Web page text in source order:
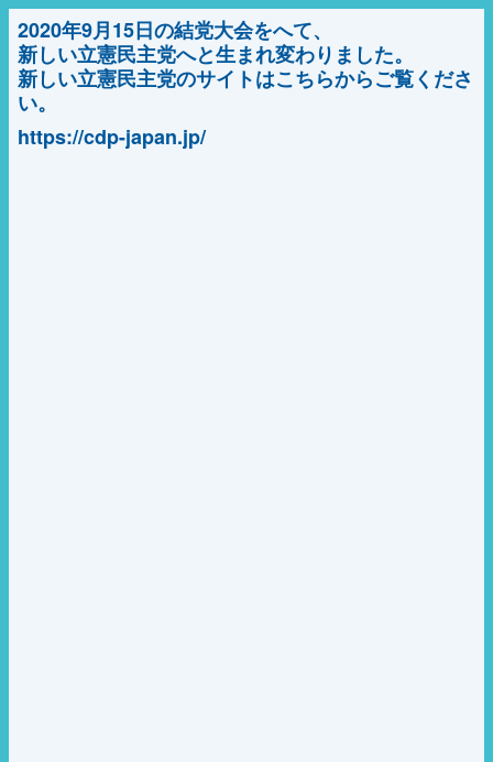
2020年9月15日の結党大会をへて、
新しい立憲民主党へと生まれ変わりました。
新しい立憲民主党のサイトはこちらからご覧くださ
い。
https://cdp-japan.jp/